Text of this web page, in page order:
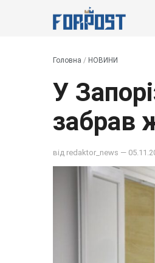
Головна / НОВИНИ
У
забрав
від redaktor_news —